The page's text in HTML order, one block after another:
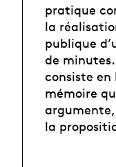
pratique
la
publique
de
consiste en
mémoire
la